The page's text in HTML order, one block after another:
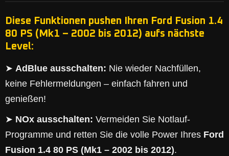
Diese Funktionen pushen Ihren Ford Fusion 1.4
80 PS (Mk1 – 2002 bis 2012) aufs nächste
Level:
➤ AdBlue ausschalten: Nie wieder Nachfüllen,
keine Fehlermeldungen – einfach fahren und
genießen!
➤ NOx ausschalten: Vermeiden Sie Notlauf-
Programme und retten Sie die volle Power Ihres Ford
Fusion 1.4 80 PS (Mk1 – 2002 bis 2012).